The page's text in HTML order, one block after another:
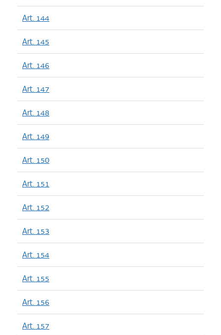
Art. 144
Art. 145
Art. 146
Art. 147
Art. 148
Art. 149
Art. 150
Art. 151
Art. 152
Art. 153
Art. 154
Art. 155
Art. 156
Art. 157